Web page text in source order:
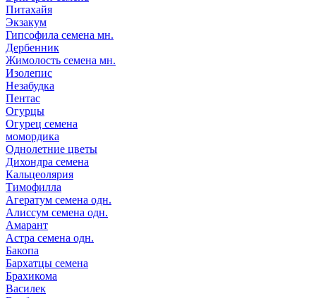
Питахайя
Экзакум
Гипсофила семена мн.
Дербенник
Жимолость семена мн.
Изолепис
Незабудка
Пентас
Огурцы
Огурец семена
момордика
Однолетние цветы
Дихондра семена
Кальцеолярия
Тимофилла
Агератум семена одн.
Алиссум семена одн.
Амарант
Астра семена одн.
Бакопа
Бархатцы семена
Брахикома
Василек